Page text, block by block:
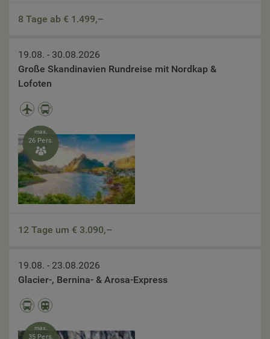
8 Tage ab € 1.499,–
19.08. - 30.08.2026
Große Skandinavien Rundreise mit Nordkap &
Lofoten
max.
26 Pers.

12 Tage um € 3.090,–
19.08. - 23.08.2026
Glacier-, Bernina- & Arosa-Express
max.
35 Pers.